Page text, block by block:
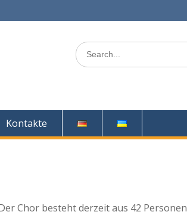
Search
for:
Kontakte
Chor besteht derzeit aus 42